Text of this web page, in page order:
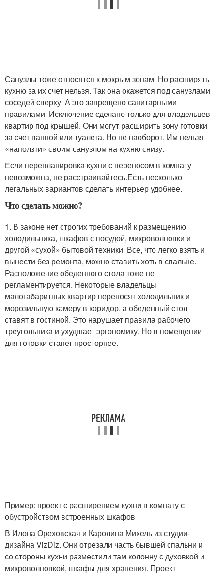
Санузлы тоже относятся к мокрым зонам. Но расширять
кухню за их счет нельзя. Так она окажется под санузлами
соседей сверху. А это запрещено санитарными
правилами. Исключение сделано только для владельцев
квартир под крышей. Они могут расширить зону готовки
за счет ванной или туалета. Но не наоборот. Им нельзя
«наползти» своим санузлом на кухню снизу.
Если перепланировка кухни с переносом в комнату
невозможна, не расстраивайтесь.Есть несколько
легальных вариантов сделать интерьер удобнее.
Что сделать можно?
1. В законе нет строгих требований к размещению
холодильника, шкафов с посудой, микроволновки и
другой «сухой» бытовой техники. Все, что легко взять и
вынести без ремонта, можно ставить хоть в спальне.
Расположение обеденного стола тоже не
регламентируется. Некоторые владельцы
малогабаритных квартир переносят холодильник и
морозильную камеру в коридор, а обеденный стол
ставят в гостиной. Это нарушает правила рабочего
треугольника и ухудшает эргономику. Но в помещении
для готовки станет просторнее.
Пример: проект с расширением кухни в комнату с
обустройством встроенных шкафов
В Илона Ореховская и Каролина Михель из студии-
дизайна VizDiz. Они отрезали часть бывшей спальни и
со стороны кухни разместили там колонну с духовкой и
микроволновкой, шкафы для хранения. Проект